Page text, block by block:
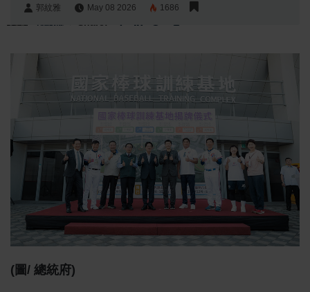
郭紋雅 May 08 2026 1686
(圖/ 總統府)